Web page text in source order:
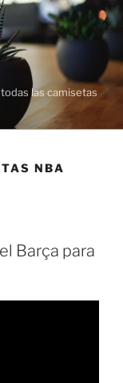
las camisetas
NBA
Barça para